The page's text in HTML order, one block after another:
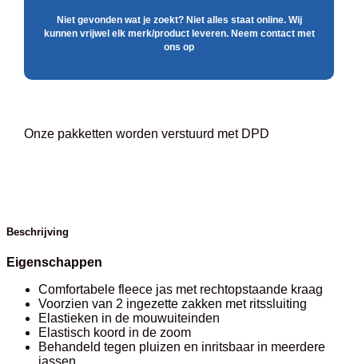
Niet gevonden wat je zoekt? Niet alles staat online. Wij
kunnen vrijwel elk merk/product leveren. Neem contact met
ons op
Onze pakketten worden verstuurd met DPD
Beschrijving
Eigenschappen
Comfortabele fleece jas met rechtopstaande kraag
Voorzien van 2 ingezette zakken met ritssluiting
Elastieken in de mouwuiteinden
Elastisch koord in de zoom
Behandeld tegen pluizen en inritsbaar in meerdere